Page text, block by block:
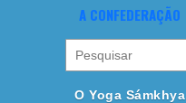
A CONFEDERAÇÃO
O Yoga Sámkhya